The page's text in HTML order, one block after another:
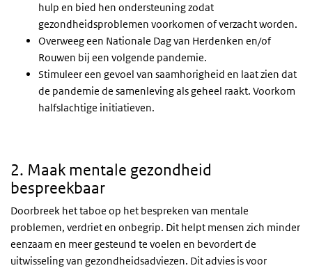
hulp en bied hen ondersteuning zodat
gezondheidsproblemen voorkomen of verzacht worden.
Overweeg een Nationale Dag van Herdenken en/of
Rouwen bij een volgende pandemie.
Stimuleer een gevoel van saamhorigheid en laat zien dat
de pandemie de samenleving als geheel raakt. Voorkom
halfslachtige initiatieven.
2. Maak mentale gezondheid
bespreekbaar
Doorbreek het taboe op het bespreken van mentale
problemen, verdriet en onbegrip. Dit helpt mensen zich minder
eenzaam en meer gesteund te voelen en bevordert de
uitwisseling van gezondheidsadviezen. Dit advies is voor